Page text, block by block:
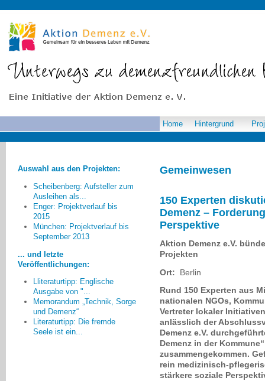
Gemeinwesen
150 Experten
Demenz –
Perspektive
Aktion Demenz e.V.
Projekten
Ort:
Berlin
Rund 150 Experten aus
nationalen NGOs,
Vertreter lokaler
anlässlich der
Demenz e.V.
Demenz in der
zusammengekommen.
rein medizinisch-
stärkere soziale
Home Hintergrund
Auswahl aus den Projekten:
Scheibenberg: Aufsteller zum
Ausleihen als...
Enger: Projektverlauf bis
2015
München: Projektverlauf bis
September 2013
... und letzte
Veröffentlichungen:
Lliteraturtipp: Englische
Ausgabe von "...
Memorandum „Technik, Sorge
und Demenz“
Literaturtipp: Die fremde
Seele ist ein...
Zur "Demenzfreundlichkeit" im
Kreis Düren fehlen noch
Wochenende und in der Nacht.